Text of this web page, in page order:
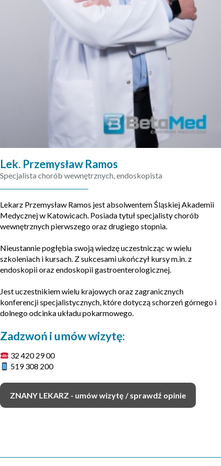
Lek. Przemysław Ramos
Specjalista chorób wewnętrznych, endoskopista
Lekarz Przemysław Ramos jest absolwentem Śląskiej Akademii
Medycznej w Katowicach. Posiada tytuł specjalisty chorób
wewnętrznych pierwszego oraz drugiego stopnia.
Nieustannie pogłębia swoją wiedzę uczestnicząc w wielu
szkoleniach i kursach. Z sukcesami ukończył kursy m.in. z
endoskopii oraz endoskopii gastroenterologicznej.
Jest uczestnikiem wielu krajowych oraz zagranicznych
konferencji specjalistycznych, które dotyczą schorzeń górnego i
dolnego odcinka układu pokarmowego.
Zadzwoń i umów wizytę:
32 420 29 00
519 308 200
ZNANY LEKARZ - umów wizytę / sprawdź opinie